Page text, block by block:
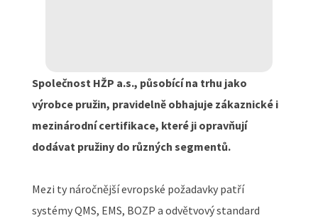
Společnost HŽP a.s., působící na trhu jako
výrobce pružin, pravidelně obhajuje zákaznické i
mezinárodní certifikace, které ji opravňují
dodávat pružiny do různých segmentů.
Mezi ty náročnější evropské požadavky patří
systémy QMS, EMS, BOZP a odvětvový standard